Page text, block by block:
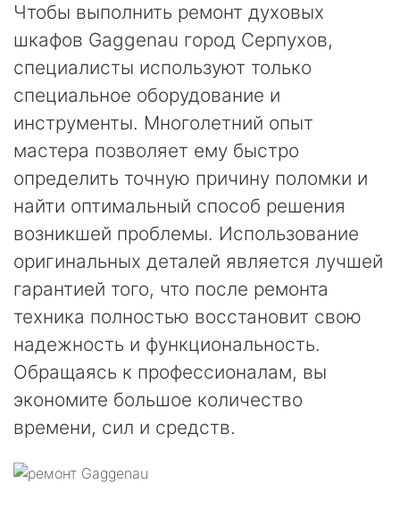
Чтобы выполнить ремонт духовых
шкафов Gaggenau город Серпухов,
специалисты используют только
специальное оборудование и
инструменты. Многолетний опыт
мастера позволяет ему быстро
определить точную причину поломки и
найти оптимальный способ решения
возникшей проблемы. Использование
оригинальных деталей является лучшей
гарантией того, что после ремонта
техника полностью восстановит свою
надежность и функциональность.
Обращаясь к профессионалам, вы
экономите большое количество
времени, сил и средств.